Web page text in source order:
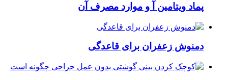
پماد ویتامین آ و موارد مصرف آن
دمنوش زعفران برای قاعدگی